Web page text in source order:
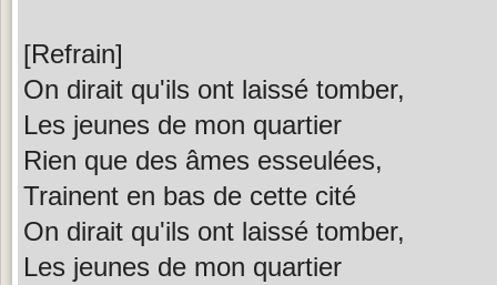
[Refrain]
On dirait qu'ils ont laissé tomber,
Les jeunes de mon quartier
Rien que des âmes esseulées,
Trainent en bas de cette cité
On dirait qu'ils ont laissé tomber,
Les jeunes de mon quartier